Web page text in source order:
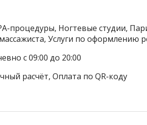
процедуры, Ногтевые студии,
Услуги по оформлению
с 09:00 до 20:00
расчёт, Оплата по QR-коду